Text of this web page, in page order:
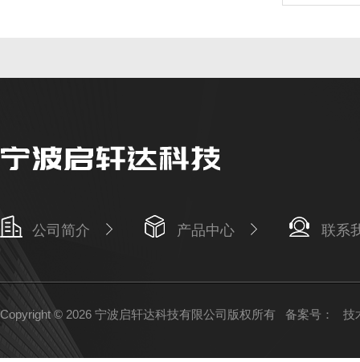
公司简介 产品中心 联系
Copyright © 2026 宁波启轩达科技有限公司版权所有 备案号： 技